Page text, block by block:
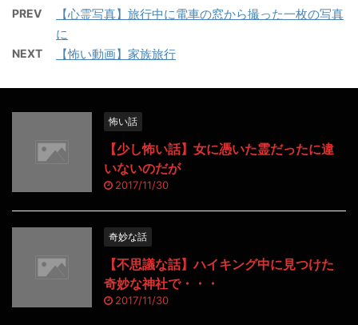
PREV
【心霊写真】旅行中に電車の窓から撮った一枚の写真
に
NEXT 【怖い動画】家族旅行
怖い話
【少し怖い話】女に憑いた霊だったに違
いないのだが
2017/11/30
奇妙な話
【不思議な話】ハイキング中に見つけた
奇妙な神社で・・・
2017/11/30